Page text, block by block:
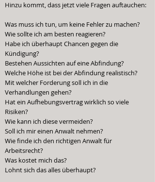
Hinzu kommt, dass jetzt viele Fragen auftauchen:
Was muss ich tun, um keine Fehler zu machen?
Wie sollte ich am besten reagieren?
Habe ich überhaupt Chancen gegen die
Kündigung?
Bestehen Aussichten auf eine Abfindung?
Welche Höhe ist bei der Abfindung realistisch?
Mit welcher Forderung soll ich in die
Verhandlungen gehen?
Hat ein Aufhebungsvertrag wirklich so viele
Risiken?
Wie kann ich diese vermeiden?
Soll ich mir einen Anwalt nehmen?
Wie finde ich den richtigen Anwalt für
Arbeitsrecht?
Was kostet mich das?
Lohnt sich das alles überhaupt?